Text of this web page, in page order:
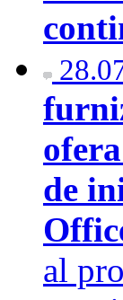
de
al